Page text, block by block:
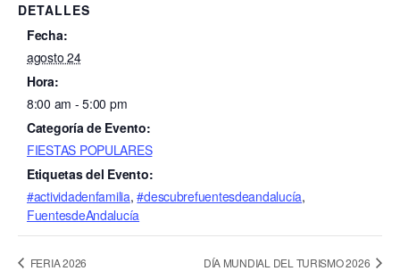
DETALLES
Fecha:
agosto 24
Hora:
8:00 am - 5:00 pm
Categoría de Evento:
FIESTAS POPULARES
Etiquetas del Evento:
#actividadenfamilia,#descubrefuentesdeandalucía,
FuentesdeAndalucía
FERIA 2026 DÍA MUNDIAL DEL TURISMO 2026